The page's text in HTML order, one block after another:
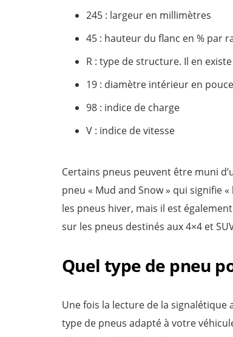
245 : largeur en millimètres
45 : hauteur du flanc en % par
R : type de structure. Il en
19 : diamètre intérieur en
98 : indice de charge
V : indice de vitesse
Certains pneus peuvent être muni
pneu « Mud and Snow » qui signifie
les pneus hiver, mais il est
sur les pneus destinés aux 4×4 et
Quel type de pneu
Une fois la lecture de la signalétique
type de pneus adapté à votre